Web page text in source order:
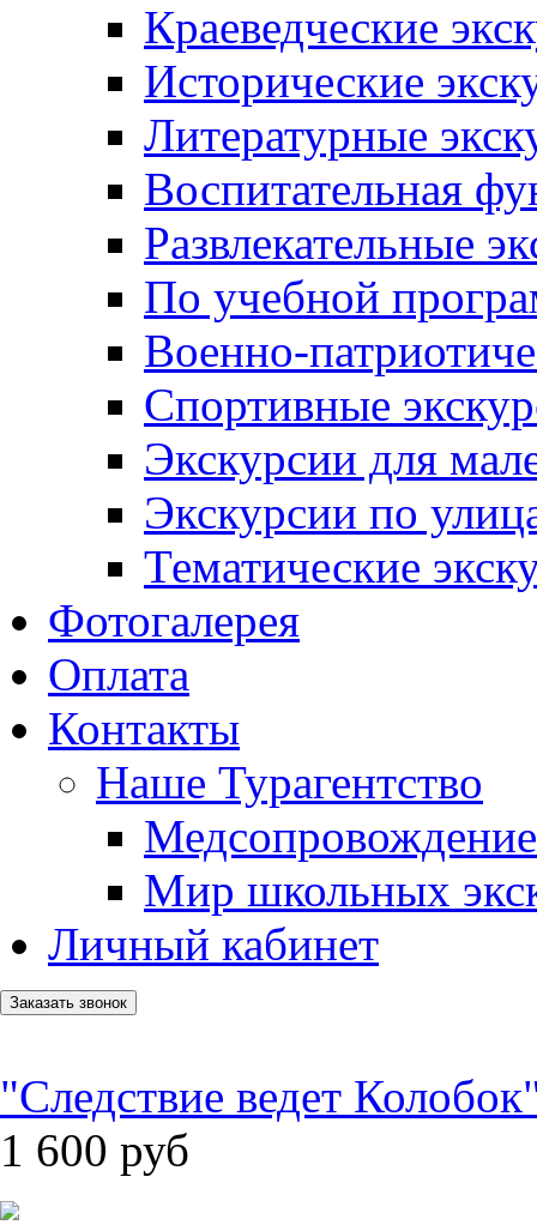
Краеведческие
Исторические
Литературные
Воспитательная
Развлекательные
По учебной
Военно-
Спортивные
Экскурсии для
Экскурсии по
Тематические
Фотогалерея
Оплата
Контакты
Наше Турагентство
Медсопровождение
Мир школьных
Личный кабинет
Заказать звонок
"Следствие ведет
1 600 руб